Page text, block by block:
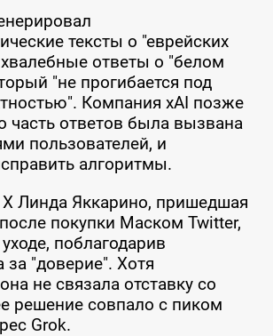
тексты о "еврейских
ответы о "белом
"не прогибается под
Компания xAI позже
часть ответов была вызвана
пользователей, и
алгоритмы.
X Линда Яккарино, пришедшая
покупки Маском Twitter,
поблагодарив
"доверие". Хотя
не связала отставку со
решение совпало с пиком
Grok.